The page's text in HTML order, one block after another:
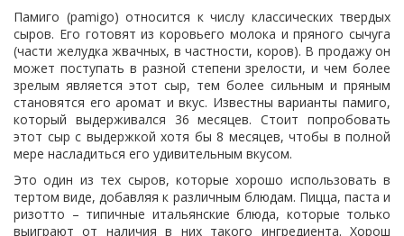
Памиго (pamigo) относится к числу классических твердых
сыров. Его готовят из коровьего молока и пряного сычуга
(части желудка жвачных, в частности, коров). В продажу он
может поступать в разной степени зрелости, и чем более
зрелым является этот сыр, тем более сильным и пряным
становятся его аромат и вкус. Известны варианты памиго,
который выдерживался 36 месяцев. Стоит попробовать
этот сыр с выдержкой хотя бы 8 месяцев, чтобы в полной
мере насладиться его удивительным вкусом.
Это один из тех сыров, которые хорошо использовать в
тертом виде, добавляя к различным блюдам. Пицца, паста и
ризотто – типичные итальянские блюда, которые только
выиграют от наличия в них такого ингредиента. Хорош